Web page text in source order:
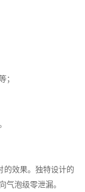
；
的效果。独特设计的
气泡级零泄漏。